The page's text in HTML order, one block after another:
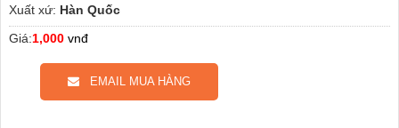
Xuất xứ: Hàn Quốc
Giá:1,000 vnđ
EMAIL MUA HÀNG